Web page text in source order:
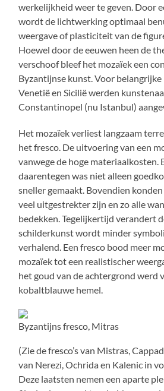
werkelijkheid weer te geven. Door
wordt de lichtwerking optimaal
weergave of plasticiteit van de
Hoewel door de eeuwen heen de
verschoof bleef het mozaïek een
Byzantijnse kunst. Voor belangrijke
Venetië en Sicilië werden
Constantinopel (nu Istanbul)
Het mozaïek verliest langzaam
het fresco. De uitvoering van een
vanwege de hoge materiaalkosten.
daarentegen was niet alleen
sneller gemaakt. Bovendien
veel uitgestrekter zijn en zo alle
bedekken. Tegelijkertijd verandert
schilderkunst wordt minder
verhalend. Een fresco bood meer
mozaïek tot een realistischer
het goud van de achtergrond werd
kobaltblauwe hemel.
Byzantijns fresco, Mitras
(Zie de fresco’s van Mistras,
van Nerezi, Ochrida en Kalenic in
Deze laatsten nemen een aparte